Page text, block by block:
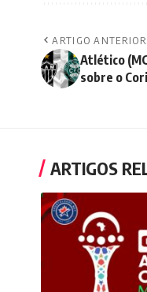
ARTIGO ANTERIOR
Atlético
sobre o
ARTIGOS